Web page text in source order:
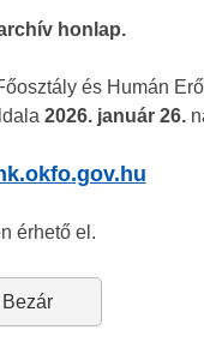
honlap.
és Humán
2026. január 26.
érhető el.
Bezár